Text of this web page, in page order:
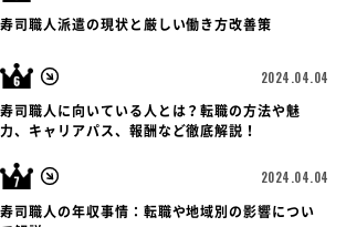
寿司職人派遣の現状と厳しい働き方改善策
2024.04.04
寿司職人に向いている人とは？転職の方法や魅
力、キャリアパス、報酬など徹底解説！
2024.04.04
寿司職人の年収事情：転職や地域別の影響につい